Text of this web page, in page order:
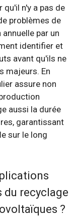
n'y a pas de
problèmes de
par un
identifier et
avant qu'ils ne
majeurs. En
assure non
aussi la durée
garantissant
sur le long
du recyclage
?